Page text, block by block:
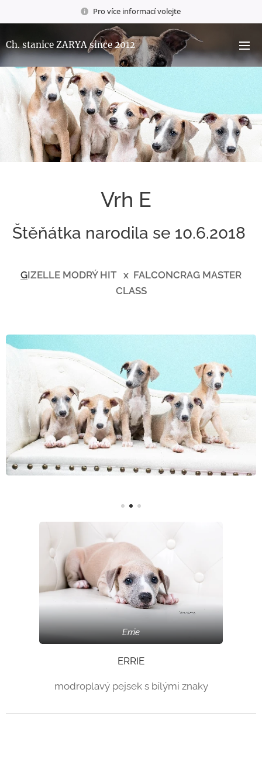
Pro více informací volejte
Ch. stanice ZARYA since 2012
Vrh E
Štěňátka narodila se 10.6.2018
GIZELLE MODRÝ HIT x FALCONCRAG MASTER
CLASS
Errie
ERRIE
modroplavý pejsek s bílými znaky